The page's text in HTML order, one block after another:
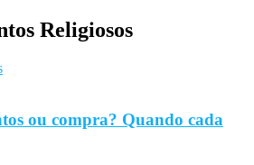
Religiosos
ou compra? Quando cada